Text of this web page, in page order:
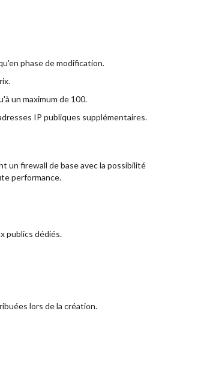
phase de modification.
un maximum de 100.
IP publiques supplémentaires.
un firewall de base avec la possibilité
performance.
publics dédiés.
lors de la création.